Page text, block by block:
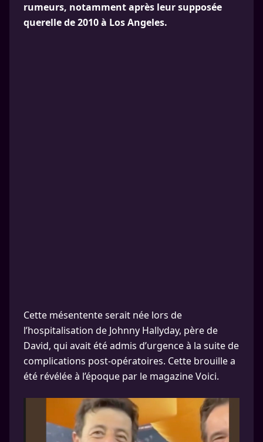
rumeurs, notamment après leur supposée
querelle de 2010 à Los Angeles.
Cette mésentente serait née lors de
l’hospitalisation de Johnny Hallyday, père de
David, qui avait été admis d’urgence à la suite de
complications post-opératoires. Cette brouille a
été révélée à l’époque par le magazine Voici.